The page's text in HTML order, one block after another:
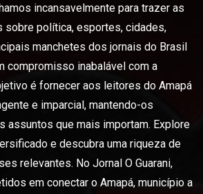
incansavelmente para trazer as
sobre política, esportes, cidades,
manchetes dos jornais do Brasil
compromisso inabalável com a
é fornecer aos leitores do Amapá
e imparcial, mantendo-os
assuntos que mais importam. Explore
e descubra uma riqueza de
relevantes. No Jornal O Guarani,
em conectar o Amapá, município a